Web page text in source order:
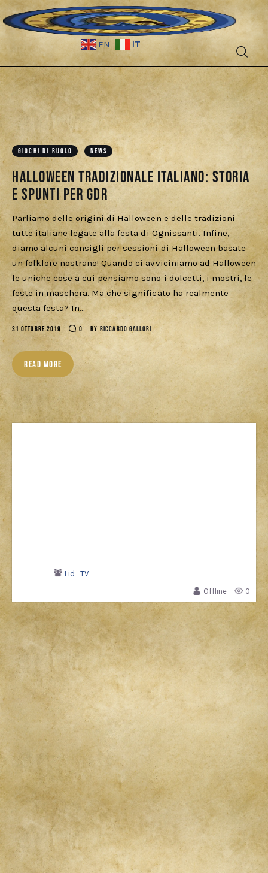
EN IT
Fantascienza
Fantasy
Games
Recensioni
Libri e fumetti
Cercatori
Download
GIOCHI DI RUOLO NEWS
Halloween tradizionale italiano: storia
e spunti per GdR
Parliamo delle origini di Halloween e delle tradizioni
tutte italiane legate alla festa di Ognissanti. Infine,
diamo alcuni consigli per sessioni di Halloween basate
un folklore nostrano! Quando ci avviciniamo ad Halloween
le uniche cose a cui pensiamo sono i dolcetti, i mostri, le
feste in maschera. Ma che significato ha realmente
questa festa? In…
31 OTTOBRE 2019 0 BY RICCARDO GALLORI
READ MORE
Lid_TV
Offline
0